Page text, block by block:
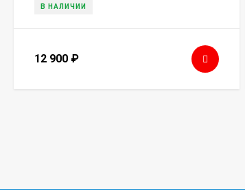
В НАЛИЧИИ
12 900 ₽